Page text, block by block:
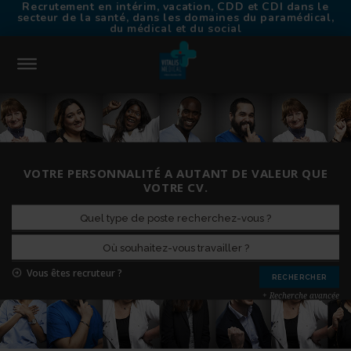
Recrutement en intérim, vacation, CDD et CDI dans le
secteur de la santé, dans les domaines du paramédical,
du médical et du social
CONNEXION
TROUVER UN EMPLOI
CHOISIR VITALIS MÉDICAL
TRAVAILLER EN INTÉRIM
NOS AGENCES
VOTRE PERSONNALITÉ A AUTANT DE VALEUR QUE
VOTRE CV.
Vous êtes recruteur ?
+ Recherche avancée